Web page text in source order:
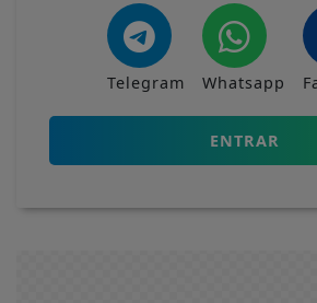
Telegram Whatsapp
ENTRAR